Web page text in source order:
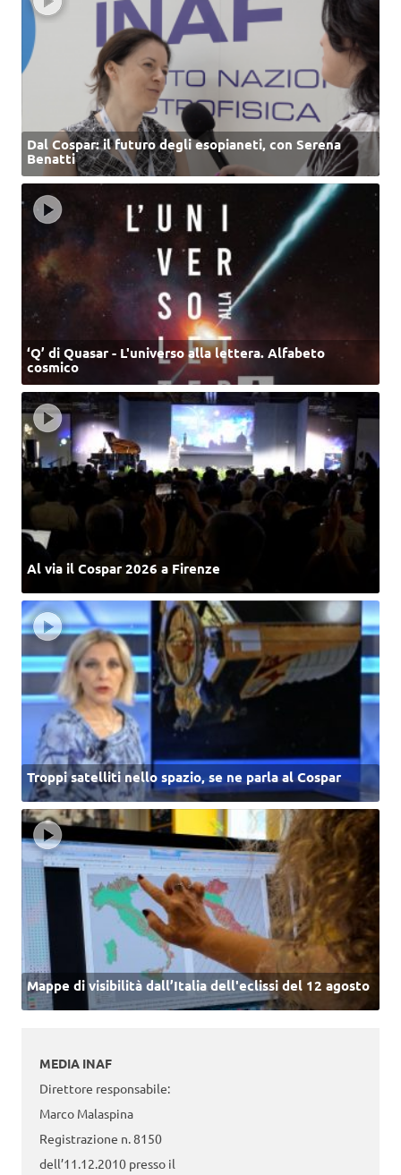
Dal Cospar: il futuro degli esopianeti, con Serena
Benatti
‘Q’ di Quasar - L'universo alla lettera. Alfabeto
cosmico
Al via il Cospar 2026 a Firenze
Troppi satelliti nello spazio, se ne parla al Cospar
Mappe di visibilità dall’Italia dell'eclissi del 12 agosto
MEDIA INAF
Direttore responsabile:
Marco Malaspina
Registrazione n. 8150
dell’11.12.2010 presso il